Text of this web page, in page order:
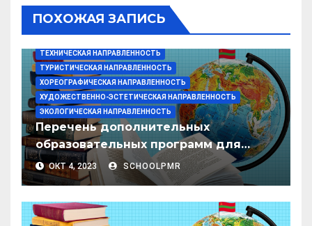
ПОХОЖАЯ ЗАПИСЬ
РАЗНОЕ (ДОП. ОБ.)
СОЦИАЛЬНО-ПРИКЛАДНАЯ НАПРАВЛЕННОСТЬ
ТЕХНИЧЕСКАЯ НАПРАВЛЕННОСТЬ
ТУРИСТИЧЕСКАЯ НАПРАВЛЕННОСТЬ
ХОРЕОГРАФИЧЕСКАЯ НАПРАВЛЕННОСТЬ
ХУДОЖЕСТВЕННО-ЭСТЕТИЧЕСКАЯ НАПРАВЛЕННОСТЬ
ЭКОЛОГИЧЕСКАЯ НАПРАВЛЕННОСТЬ
Перечень дополнительных
образовательных программ для
реализации в учебно-
воспитательном процессе в
образования
ОКТ 4, 2023 SCHOOLPMR